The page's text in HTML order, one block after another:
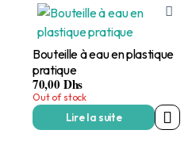
Bouteille à eau en plastique
pratique
70,00Dhs
Out of stock
Lire la suite